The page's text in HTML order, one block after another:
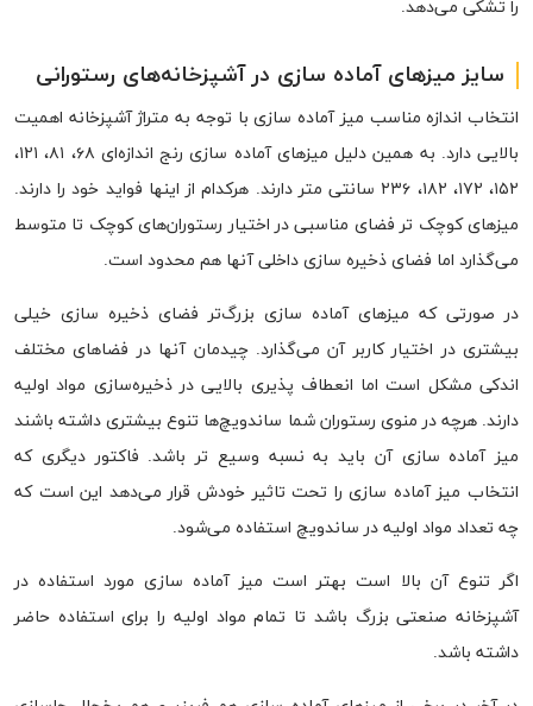
را تشکی می‌دهد.
سایز میزهای آماده سازی در آشپزخانه‌های رستورانی
انتخاب اندازه مناسب میز آماده سازی با توجه به متراژ آشپزخانه اهمیت
بالایی دارد. به همین دلیل میزهای آماده سازی رنج اندازه‌ای ۶۸، ۸۱، ۱۲۱،
۱۵۲، ۱۷۲، ۱۸۲، ۲۳۶ سانتی متر دارند. هرکدام از اینها فواید خود را دارند.
میزهای کوچک تر فضای مناسبی در اختیار رستوران‌های کوچک تا متوسط
می‌گذارد اما فضای ذخیره سازی داخلی آنها هم محدود است.
در صورتی که میزهای آماده سازی بزرگ‌تر فضای ذخیره سازی خیلی
بیشتری در اختیار کاربر آن می‌گذارد. چیدمان آنها در فضاهای مختلف
اندکی مشکل است اما انعطاف پذیری بالایی در ذخیره‌سازی مواد اولیه
دارند. هرچه در منوی رستوران شما ساندویچ‌ها تنوع بیشتری داشته باشند
میز آماده سازی آن باید به نسبه وسیع تر باشد. فاکتور دیگری که
انتخاب میز آماده سازی را تحت تاثیر خودش قرار می‌دهد این است که
چه تعداد مواد اولیه در ساندویچ استفاده می‌شود.
اگر تنوع آن بالا است بهتر است میز آماده سازی مورد استفاده در
آشپزخانه صنعتی بزرگ باشد تا تمام مواد اولیه را برای استفاده حاضر
داشته باشد.